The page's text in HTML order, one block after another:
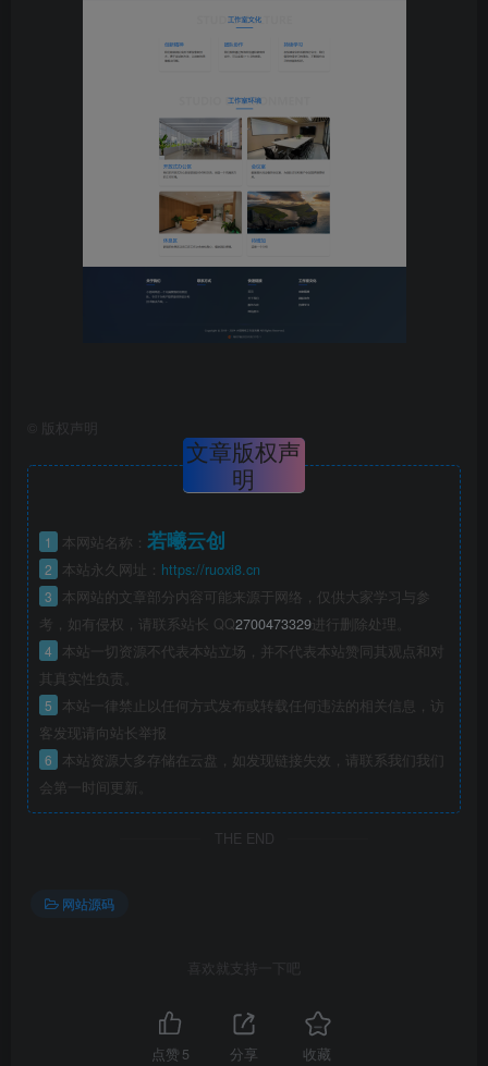
版权声明
文章版权声
明
1 本网站名称： 若曦云创
2 本站永久网址： https://ruoxi8.cn
3
本网站的文章部分内容可能来源于网络，仅供大家学习与参
考，如有侵权，请联系站长 QQ2700473329进行删除处理。
4
本站一切资源不代表本站立场，并不代表本站赞同其观点和对
其真实性负责。
5
本站一律禁止以任何方式发布或转载任何违法的相关信息，访
客发现请向站长举报
6
本站资源大多存储在云盘，如发现链接失效，请联系我们我们
会第一时间更新。
THE END
网站源码
喜欢就支持一下吧
点赞 5 分享 收藏